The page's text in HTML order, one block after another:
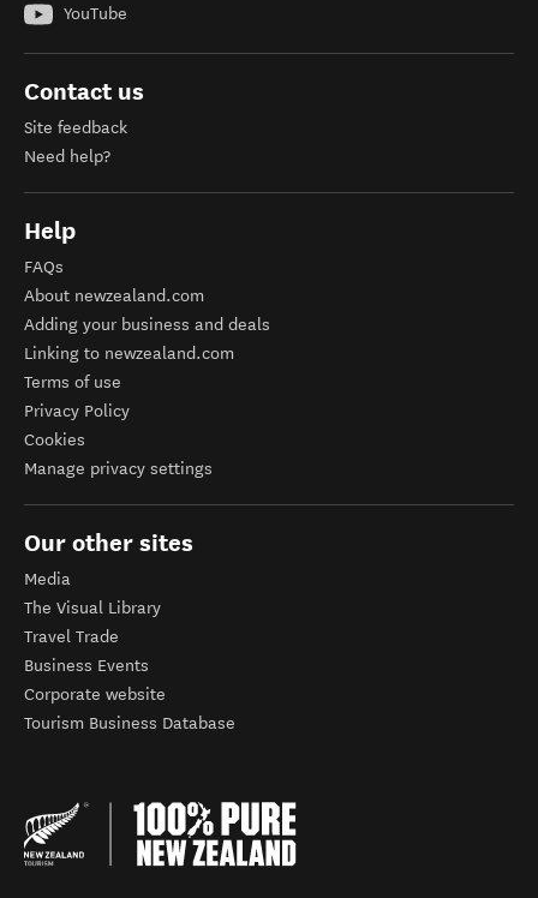
YouTube
Contact us
Site feedback
Need help?
Help
FAQs
About newzealand.com
Adding your business and deals
Linking to newzealand.com
Terms of use
Privacy Policy
Cookies
Manage privacy settings
Our other sites
Media
The Visual Library
Travel Trade
Business Events
Corporate website
Tourism Business Database